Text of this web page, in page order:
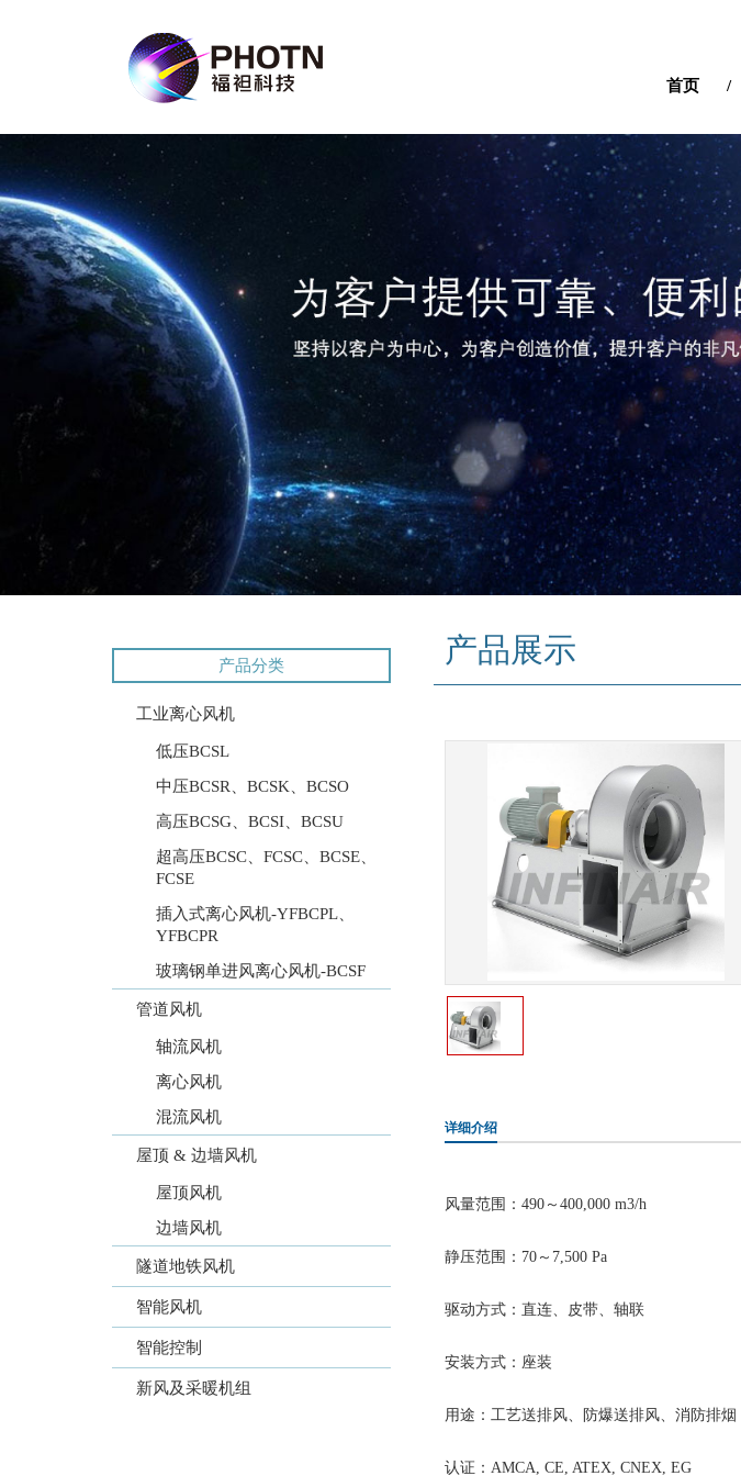
首页
产品分类
工业离心风机
低压BCSL
中压BCSR、BCSK、BCSO
高压BCSG、BCSI、BCSU
超高压BCSC、FCSC、BCSE、
FCSE
插入式离心风机-YFBCPL、
YFBCPR
玻璃钢单进风离心风机-BCSF
管道风机
轴流风机
离心风机
混流风机
屋顶 & 边墙风机
屋顶风机
边墙风机
隧道地铁风机
智能风机
智能控制
新风及采暖机组
产品展示
详细介绍
风量范围：490～400,000 m3/h
静压范围：70～7,500 Pa
驱动方式：直连、皮带、轴联
安装方式：座装
用途：工艺送排风、防爆送排风、消防排烟
认证：AMCA, CE, ATEX, CNEX, EG